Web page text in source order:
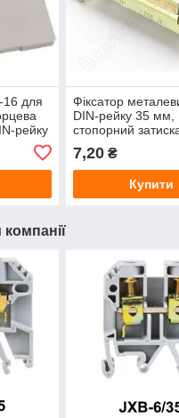
16 для
рейку
Фіксатор
DIN-рейку 35 мм,
стопорний
7,20₴
Купити
компанії